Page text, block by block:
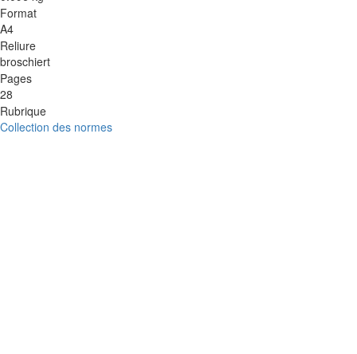
Format
A4
Reliure
broschiert
Pages
28
Rubrique
Collection des normes